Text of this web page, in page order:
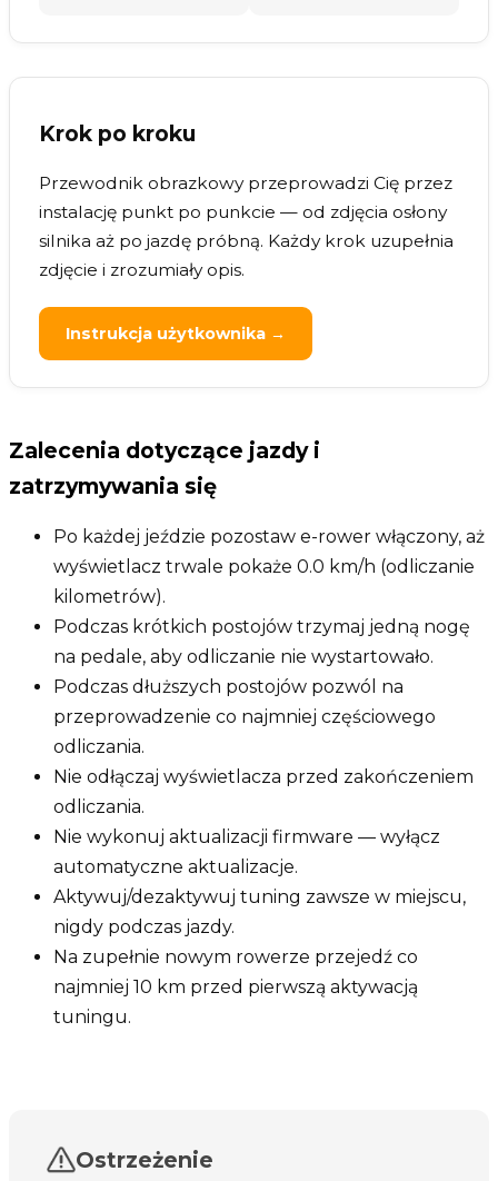
Krok po kroku
Przewodnik obrazkowy przeprowadzi Cię przez
instalację punkt po punkcie — od zdjęcia osłony
silnika aż po jazdę próbną. Każdy krok uzupełnia
zdjęcie i zrozumiały opis.
Instrukcja użytkownika →
Zalecenia dotyczące jazdy i
zatrzymywania się
Po każdej jeździe pozostaw e-rower włączony, aż
wyświetlacz trwale pokaże 0.0 km/h (odliczanie
kilometrów).
Podczas krótkich postojów trzymaj jedną nogę
na pedale, aby odliczanie nie wystartowało.
Podczas dłuższych postojów pozwól na
przeprowadzenie co najmniej częściowego
odliczania.
Nie odłączaj wyświetlacza przed zakończeniem
odliczania.
Nie wykonuj aktualizacji firmware — wyłącz
automatyczne aktualizacje.
Aktywuj/dezaktywuj tuning zawsze w miejscu,
nigdy podczas jazdy.
Na zupełnie nowym rowerze przejedź co
najmniej 10 km przed pierwszą aktywacją
tuningu.
Ostrzeżenie